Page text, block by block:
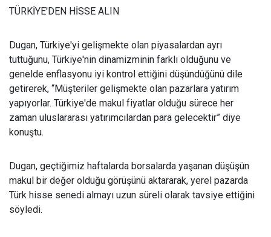
TÜRKİYE'DEN HİSSE ALIN
Dugan, Türkiye'yi gelişmekte olan piyasalardan ayrı
tuttuğunu, Türkiye'nin dinamizminin farklı olduğunu ve
genelde enflasyonu iyi kontrol ettiğini düşündüğünü dile
getirerek, “Müşteriler gelişmekte olan pazarlara yatırım
yapıyorlar. Türkiye'de makul fiyatlar olduğu sürece her
zaman uluslararası yatırımcılardan para gelecektir” diye
konuştu.
Dugan, geçtiğimiz haftalarda borsalarda yaşanan düşüşün
makul bir değer olduğu görüşünü aktararak, yerel pazarda
Türk hisse senedi almayı uzun süreli olarak tavsiye ettiğini
söyledi.